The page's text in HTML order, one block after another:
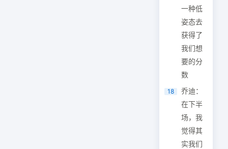
一种低
姿态去
获得了
我们想
要的分
数
18
乔迪：
在下半
场，我
觉得其
实我们